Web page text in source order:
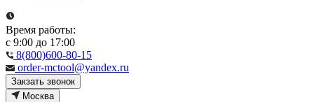
Время работы:
с 9:00 до 17:00
8(800)600-80-15
order-mctool@yandex.ru
Закзать звонок
Москва